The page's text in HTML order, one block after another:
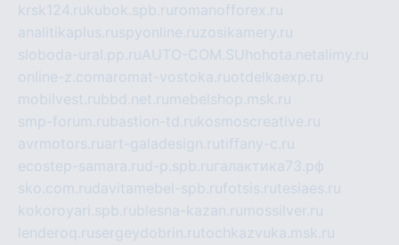
krsk124.rukubok.spb.ru romanofforex.ru
analitikaplus.ruspyonline.ruzosikamery.ru
sloboda-ural.pp.ruAUTO-COM.SU hohota.netalimy.ru
online-z.comaromat-vostoka.ruotdelkaexp.ru
mobilvest.rubbd.net.ru mebelshop.msk.ru
smp-forum.rubastion-td.rukosmoscreative.ru
avrmotors.ruart-galadesign.rutiffany-c.ru
ecostep-samara.rud-p.spb.ru галактика73.рф
sko.com.rudavitamebel-spb.rufotsis.rutesiaes.ru
kokoroyari.spb.rublesna-kazan.ru mossilver.ru
lenderoq.rusergeydobrin.rutochkazvuka.msk.ru